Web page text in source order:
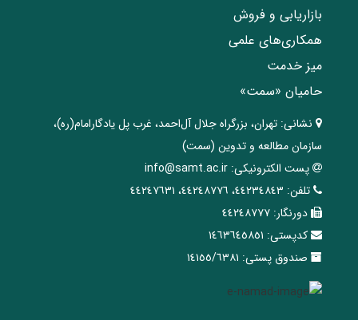
بازاریابی و فروش
همکاری‌های علمی
میز خدمت
حامیان «سمت»
نشانی: تهران، ‌بزرگراه ‌جلال آل‌احمد، غرب پل يادگار‌امام(ره)‌،
سازمان مطالعه و تدوین‌ (سمت)
پست الکترونیکی: info@samt.ac.ir
تلفن: ٤٤٢٣٤٨٤٣، ٤٤٢٤٨٧٧٦، ٤٤٢٤٧٦٣١
دورنگار: ٤٤٢٤٨٧٧٧
کدپستی: ١٤٦٣٦٤٥٨٥١
صندوق پستی: ١٤١٥٥/٦٣٨١